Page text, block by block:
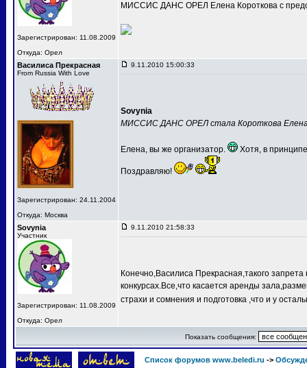
Зарегистрирован: 11.08.2009
Откуда: Орел
МИССИС ДАНС ОРЕЛ Елена Короткова с
Василиса Прекрасная
From Russia With Love
Зарегистрирован: 24.11.2004
Откуда: Москва
9.11.2010 15:00:33
Sovynia
МИССИС ДАНС ОРЕЛ стала Короткова
Елена, вы же организатор. Хотя, в
Поздравляю!
Sovynia
Участник
Зарегистрирован: 11.08.2009
Откуда: Орел
9.11.2010 21:58:33
Конечно,Василиса Прекрасная,такого
конкурсах.Все,что касается аренды
страхи и сомнения и подготовка ,что и у
Показать сообщения:
Список форумов www.beledi.ru ->